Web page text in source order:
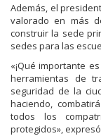
Además, el
valorado en más
construir la sede
sedes para las
«¡Qué importante
herramientas de
seguridad de la
haciendo,
todos los
protegidos»,